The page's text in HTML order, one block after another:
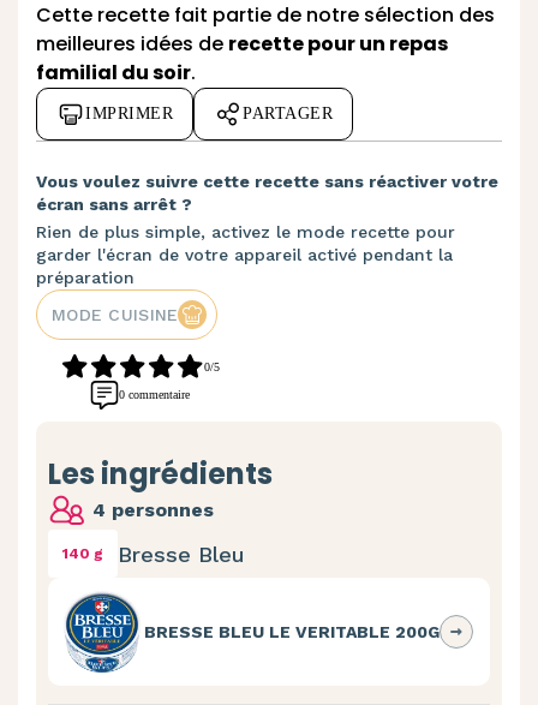
Cette recette fait partie de notre sélection des
meilleures idées de recette pour un repas
familial du soir.
IMPRIMER PARTAGER
Vous voulez suivre cette recette sans réactiver votre
écran sans arrêt ?
Rien de plus simple, activez le mode recette pour
garder l'écran de votre appareil activé pendant la
préparation
MODE CUISINE
0/5
0 commentaire
Les ingrédients
4 personnes
140 g Bresse Bleu
BRESSE BLEU LE VERITABLE 200G